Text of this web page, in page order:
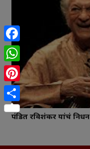
पंडित रविशंकर यांचं निधन
Facebook
WhatsApp
Pinterest
Share